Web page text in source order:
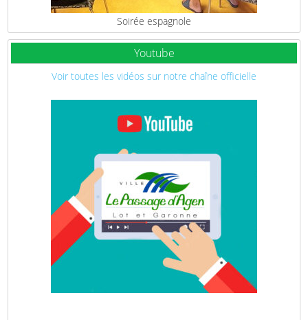
Soirée espagnole
Youtube
Voir toutes les vidéos sur notre chaîne officielle